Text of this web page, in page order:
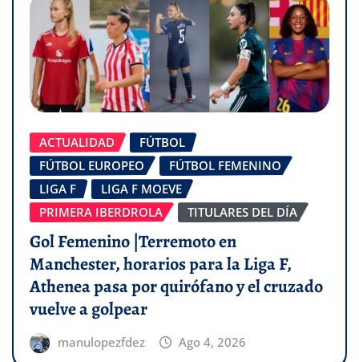
ACTUALIDAD
FÚTBOL
FÚTBOL EUROPEO
FÚTBOL FEMENINO
LIGA F
LIGA F MOEVE
PRIMERA IBERDROLA
TITULARES DEL DÍA
Gol Femenino |Terremoto en
Manchester, horarios para la Liga F,
Athenea pasa por quirófano y el cruzado
vuelve a golpear
manulopezfdez Ago 4, 2026